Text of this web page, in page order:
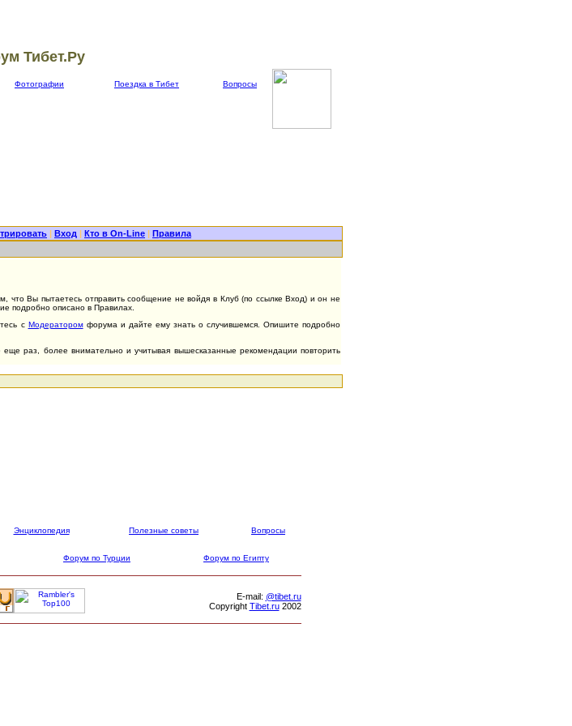
Тибет.Ру
Фотографии Поездка в Тибет Вопросы
| Вход | Кто в On-Line | Правила
что Вы пытаетесь отправить сообщение не войдя в Клуб (по ссылке Вход) и он не
подробно описано в Правилах.
с Модераторомфорума и дайте ему знать о случившемся. Опишите подробно
раз, более внимательно и учитывая вышесказанные рекомендации повторить
Энциклопедия Полезные советы Вопросы
Форум по Турции Форум по Египту
Е-mail: @tibet.ru
Copyright Tibet.ru2002